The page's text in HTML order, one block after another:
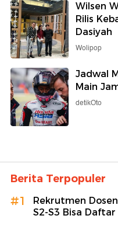
Wilsen
Rilis
Dasiyah
Wolipop
Jadwal
Main
detikOto
Berita Terpopuler
#1
Rekrutmen
S2-S3 Bisa Daftar